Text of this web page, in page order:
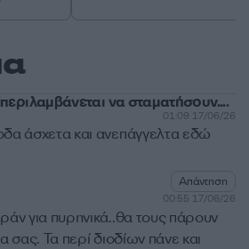
να σταματήσουν....
01:09 17/06/26
άσχετα και ανεπάγγελτα εδώ
Απάντηση
00:55 17/06/26
για πυρηνικά..θα τους πάρουν
σας. Τα περί διοδίων πάνε και